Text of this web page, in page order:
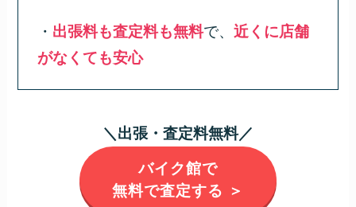
・ 出張料も査定料も無料で、 近くに店舗
がなくても安心
＼出張・査定料無料／
バイク館で
無料で査定する ＞